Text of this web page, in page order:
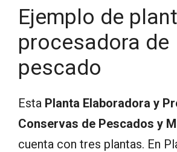
Ejemplo de
procesadora de
pescado
Esta Planta Elaboradora y
Conservas de Pescados y
cuenta con tres plantas. En